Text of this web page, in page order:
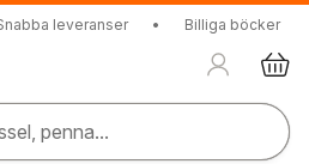
leveranser • Billiga böcker
penna...